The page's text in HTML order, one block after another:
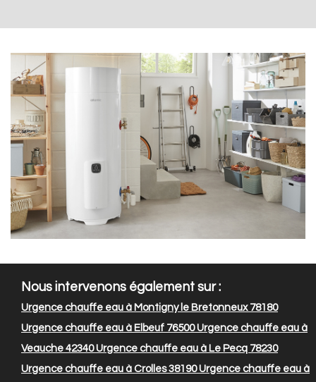
Nous intervenons également sur :
Urgence chauffe eau à Montigny le Bretonneux 78180
Urgence chauffe eau à Elbeuf 76500Urgence chauffe eau à
Veauche 42340Urgence chauffe eau à Le Pecq 78230
Urgence chauffe eau à Crolles 38190Urgence chauffe eau à